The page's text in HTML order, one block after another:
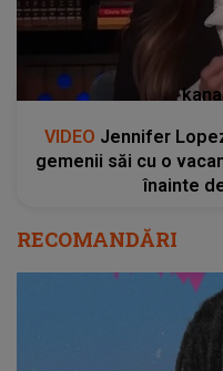
VIDEO Jennifer
gemenii săi cu o
înainte
RECOMANDĂRI